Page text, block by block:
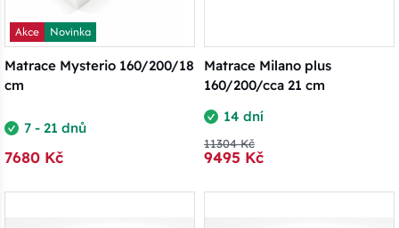
Akce
Novinka
Matrace Mysterio 160/200/18
cm
7 - 21 dnů
7680 Kč
Matrace Milano plus
160/200/cca 21 cm
14 dní
11304 Kč
9495 Kč